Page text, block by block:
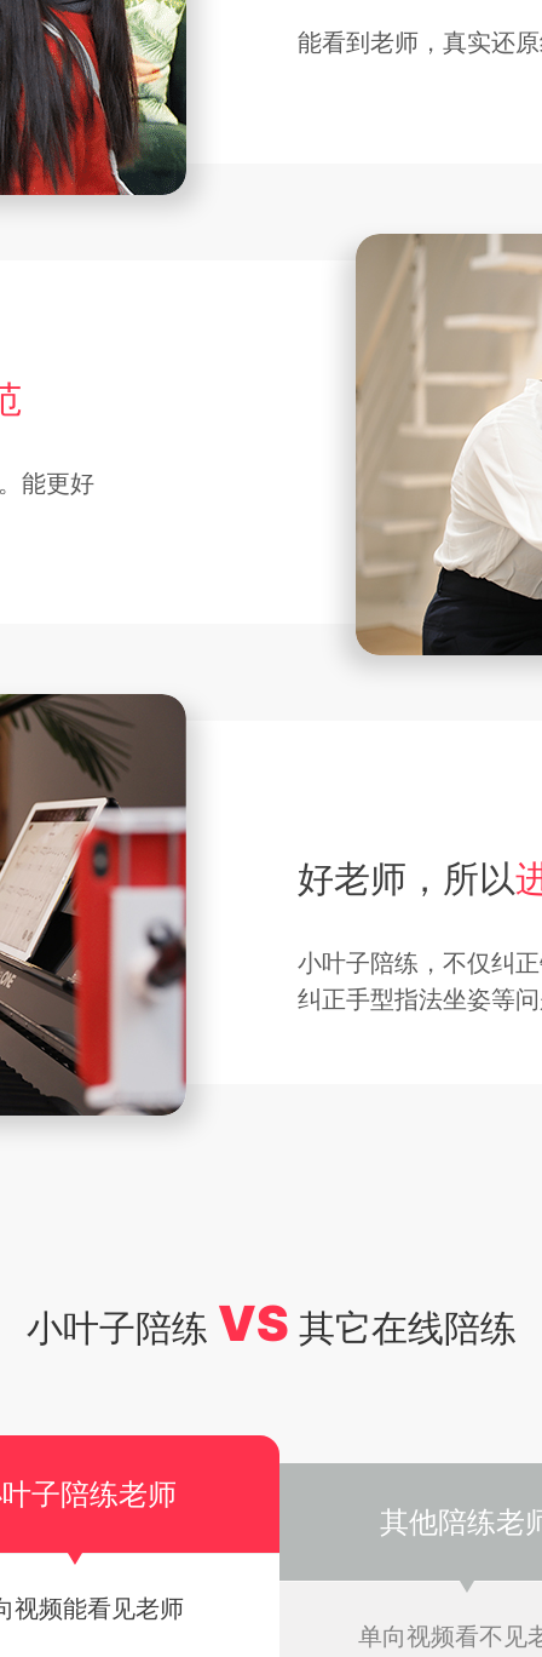
能看到老师，真实还
能更好
好老师，所以
小叶子陪练，不仅纠
纠正手型指法坐姿等
小叶子陪练 VS 其它在线陪练
子陪练老师
视频能看见老师
其他陪练老
单向视频看不见